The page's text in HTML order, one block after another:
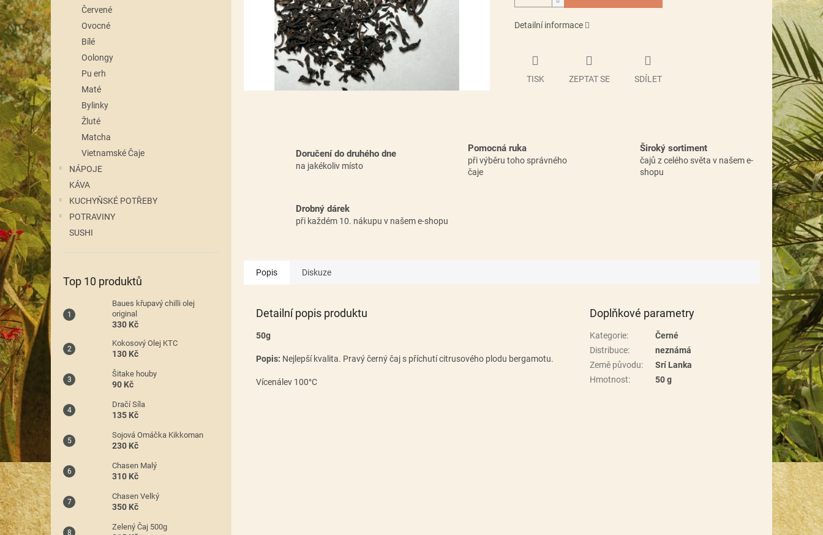
n
e
l
Červené
Ovocné
Bílé
Oolongy
Pu erh
Maté
Bylinky
Žluté
Matcha
Vietnamské Čaje
NÁPOJE
KÁVA
KUCHYŇSKÉ POTŘEBY
POTRAVINY
SUSHI
Top 10 produktů
Baues křupavý chilli olej
original
330 Kč
Kokosový Olej KTC
130 Kč
Šitake houby
90 Kč
Dračí Síla
135 Kč
Sojová Omáčka Kikkoman
230 Kč
Chasen Malý
310 Kč
Chasen Velký
350 Kč
Zelený Čaj 500g
Detailní informace
TISK ZEPTAT SE SDÍLET
Doručení do druhého dne
na jakékoliv místo
Pomocná ruka
při výběru toho správného
čaje
Široký sortiment
čajů z celého světa v našem e-
shopu
Drobný dárek
při každém 10. nákupu v našem e-shopu
Popis Diskuze
Detailní popis produktu
50g
Popis: Nejlepší kvalita. Pravý černý čaj s příchutí citrusového plodu bergamotu.
Vícenálev 100°C
Doplňkové parametry
Kategorie:
Černé
Distribuce:
neznámá
Země původu:
Srí Lanka
Hmotnost: 50 g